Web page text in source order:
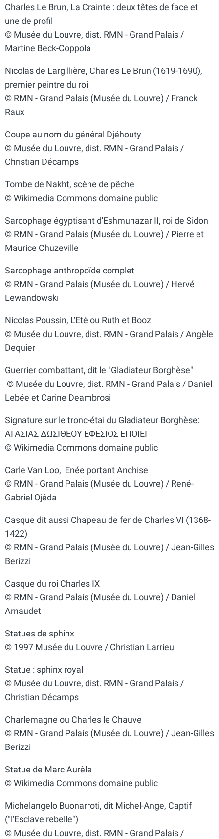
Charles Le Brun, La Crainte : deux têtes de face et
une de profil
© Musée du Louvre, dist. RMN - Grand Palais /
Martine Beck-Coppola
Nicolas de Largillière, Charles Le Brun (1619-1690),
premier peintre du roi
© RMN - Grand Palais (Musée du Louvre) / Franck
Raux
Coupe au nom du général Djéhouty
© Musée du Louvre, dist. RMN - Grand Palais /
Christian Décamps
Tombe de Nakht, scène de pêche
© Wikimedia Commons domaine public
Sarcophage égyptisant d'Eshmunazar II, roi de Sidon
© RMN - Grand Palais (Musée du Louvre) / Pierre et
Maurice Chuzeville
Sarcophage anthropoïde complet
© RMN - Grand Palais (Musée du Louvre) / Hervé
Lewandowski
Nicolas Poussin, L'Eté ou Ruth et Booz
© Musée du Louvre, dist. RMN - Grand Palais / Angèle
Dequier
Guerrier combattant, dit le "Gladiateur Borghèse"
© Musée du Louvre, dist. RMN - Grand Palais / Daniel
Lebée et Carine Deambrosi
Signature sur le tronc-étai du Gladiateur Borghèse:
ΑΓΑΣΙΑΣ ΔΩΣΙΘΕΟΥ ΕΦΕΣΙΟΣ ΕΠΟΙΕΙ
© Wikimedia Commons domaine public
Carle Van Loo, Enée portant Anchise
© RMN - Grand Palais (Musée du Louvre) / René-
Gabriel Ojéda
Casque dit aussi Chapeau de fer de Charles VI (1368-
1422)
© RMN - Grand Palais (Musée du Louvre) / Jean-Gilles
Berizzi
Casque du roi Charles IX
© RMN - Grand Palais (Musée du Louvre) / Daniel
Arnaudet
Statues de sphinx
© 1997 Musée du Louvre / Christian Larrieu
Statue : sphinx royal
© Musée du Louvre, dist. RMN - Grand Palais /
Christian Décamps
Charlemagne ou Charles le Chauve
© RMN - Grand Palais (Musée du Louvre) / Jean-Gilles
Berizzi
Statue de Marc Aurèle
© Wikimedia Commons domaine public
Michelangelo Buonarroti, dit Michel-Ange, Captif
("l'Esclave rebelle")
© Musée du Louvre, dist. RMN - Grand Palais /